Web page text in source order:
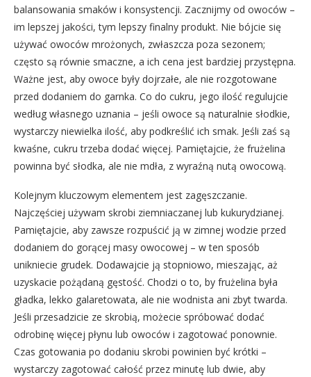
balansowania smaków i konsystencji. Zacznijmy od owoców –
im lepszej jakości, tym lepszy finalny produkt. Nie bójcie się
używać owoców mrożonych, zwłaszcza poza sezonem;
często są równie smaczne, a ich cena jest bardziej przystępna.
Ważne jest, aby owoce były dojrzałe, ale nie rozgotowane
przed dodaniem do garnka. Co do cukru, jego ilość regulujcie
według własnego uznania – jeśli owoce są naturalnie słodkie,
wystarczy niewielka ilość, aby podkreślić ich smak. Jeśli zaś są
kwaśne, cukru trzeba dodać więcej. Pamiętajcie, że frużelina
powinna być słodka, ale nie mdła, z wyraźną nutą owocową.
Kolejnym kluczowym elementem jest zagęszczanie.
Najczęściej używam skrobi ziemniaczanej lub kukurydzianej.
Pamiętajcie, aby zawsze rozpuścić ją w zimnej wodzie przed
dodaniem do gorącej masy owocowej – w ten sposób
unikniecie grudek. Dodawajcie ją stopniowo, mieszając, aż
uzyskacie pożądaną gęstość. Chodzi o to, by frużelina była
gładka, lekko galaretowata, ale nie wodnista ani zbyt twarda.
Jeśli przesadzicie ze skrobią, możecie spróbować dodać
odrobinę więcej płynu lub owoców i zagotować ponownie.
Czas gotowania po dodaniu skrobi powinien być krótki –
wystarczy zagotować całość przez minutę lub dwie, aby